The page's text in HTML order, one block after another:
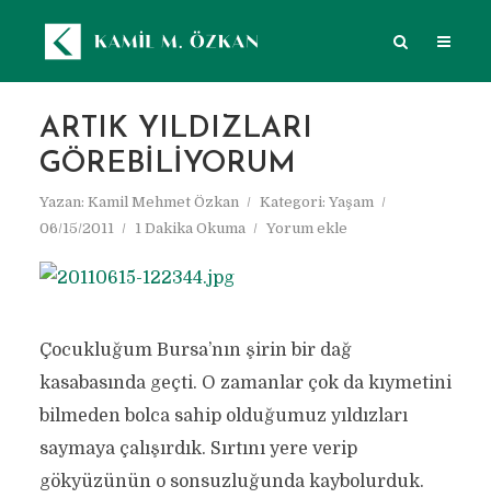
ARTIK YILDIZLARI
GÖREBILIYORUM
Yazan: Kamil Mehmet Özkan Kategori: Yaşam
06/15/2011
1 Dakika Okuma Yorum ekle
Çocukluğum Bursa’nın şirin bir dağ
kasabasında geçti. O zamanlar çok da kıymetini
bilmeden bolca sahip olduğumuz yıldızları
saymaya çalışırdık. Sırtını yere verip
gökyüzünün o sonsuzluğunda kaybolurduk.